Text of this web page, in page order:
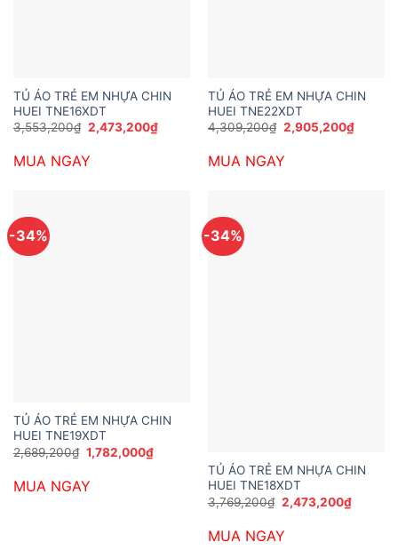
TỦ ÁO TRẺ EM NHỰA CHIN
HUEI TNE16XDT
3,553,200₫ Giá
gốc
3,553,200₫.
2,473,200₫Giá
hiện
MUA NGAY
TỦ ÁO TRẺ EM NHỰA CHIN
HUEI TNE22XDT
4,309,200₫ Giá
gốc
4,309,200₫.
2,905,200₫Giá
hiện
MUA NGAY
-34%
TỦ ÁO TRẺ EM NHỰA CHIN
HUEI TNE19XDT
2,689,200₫ Giá
gốc
2,689,200₫.
1,782,000₫Giá
hiện
1,782,000₫.
MUA NGAY
-34%
TỦ ÁO TRẺ EM NHỰA CHIN
HUEI TNE18XDT
3,769,200₫ Giá
gốc
3,769,200₫.
2,473,200₫Giá
hiện
MUA NGAY